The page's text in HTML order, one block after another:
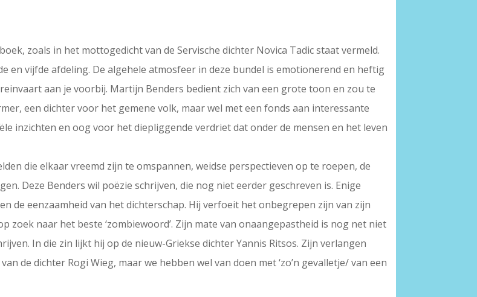
zoals in het mottogedicht van de Servische dichter Novica Tadic staat vermeld.
en vijfde afdeling. De algehele atmosfeer in deze bundel is emotionerend en heftig
aan je voorbij. Martijn Benders bedient zich van een grote toon en zou te
een dichter voor het gemene volk, maar wel met een fonds aan interessante
inzichten en oog voor het diepliggende verdriet dat onder de mensen en het leven
die elkaar vreemd zijn te omspannen, weidse perspectieven op te roepen, de
Deze Benders wil poëzie schrijven, die nog niet eerder geschreven is. Enige
de eenzaamheid van het dichterschap. Hij verfoeit het onbegrepen zijn van zijn
zoek naar het beste ‘zombiewoord’. Zijn mate van onaangepastheid is nog net niet
In die zin lijkt hij op de nieuw-Griekse dichter Yannis Ritsos. Zijn verlangen
de dichter Rogi Wieg, maar we hebben wel van doen met ‘zo’n gevalletje/ van een